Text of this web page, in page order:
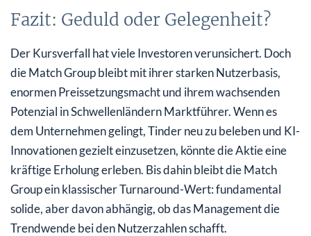
Fazit: Geduld oder Gelegenheit?
Der Kursverfall hat viele Investoren verunsichert. Doch
die Match Group bleibt mit ihrer starken Nutzerbasis,
enormen Preissetzungsmacht und ihrem wachsenden
Potenzial in Schwellenländern Marktführer. Wenn es
dem Unternehmen gelingt, Tinder neu zu beleben und KI-
Innovationen gezielt einzusetzen, könnte die Aktie eine
kräftige Erholung erleben. Bis dahin bleibt die Match
Group ein klassischer Turnaround-Wert: fundamental
solide, aber davon abhängig, ob das Management die
Trendwende bei den Nutzerzahlen schafft.